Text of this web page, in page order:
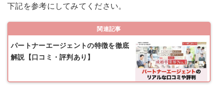
下記を参考にしてみてください。
関連記事
パートナーエージェントの特徴を徹底
解説【口コミ・評判あり】